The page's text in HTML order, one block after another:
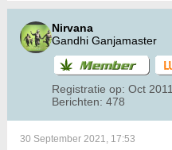
Nirvana
Gandhi Ganjamaster
Registratie op: Oct 2011
Berichten: 478
30 September 2021, 17:53